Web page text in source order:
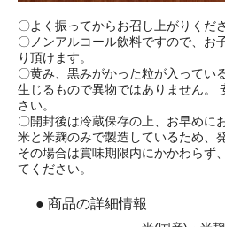
〇よく振ってからお召し上がりくださ
〇ノンアルコール飲料ですので、お
り頂けます。
〇黄み、黒みがかった粒が入ってい
生じるもので異物ではありません。
さい。
〇開封後は冷蔵保存の上、お早めに
米と米麹のみで製造しているため、
その場合は賞味期限内にかかわらず
てください。
● 商品の詳細情報